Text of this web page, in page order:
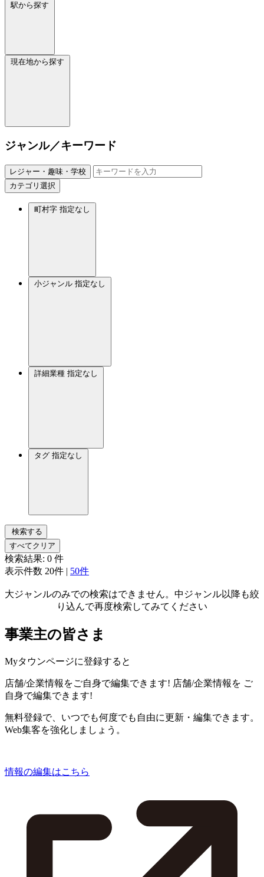
駅から探す
現在地から探す
ジャンル／キーワード
レジャー・趣味・学校
カテゴリ選択
町村字 指定なし
小ジャンル 指定なし
詳細業種 指定なし
タグ 指定なし
検索する
すべてクリア
検索結果: 0 件
表示件数 20件 | 50件
大ジャンルのみでの検索はできません。中ジャンル以降も絞
り込んで再度検索してみてください
事業主の皆さま
Myタウンページに登録すると
店舗/企業情報をご自身で編集できます! 店舗/企業情報を ご
自身で編集できます!
無料登録で、いつでも何度でも自由に更新・編集できます。
Web集客を強化しましょう。
情報の編集はこちら